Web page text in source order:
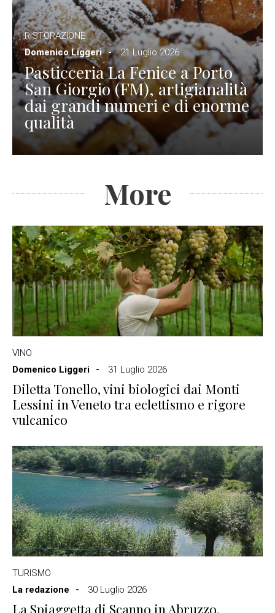
RISTORAZIONE
Domenico Liggeri
21 Luglio 2026
Pasticceria La Fenice a Porto
San Giorgio (FM), artigianalità
dai grandi numeri e di enorme
qualità
More
VINO
Domenico Liggeri
31 Luglio 2026
Diletta Tonello, vini biologici dai Monti
Lessini in Veneto tra eclettismo e rigore
vulcanico
TURISMO
La redazione
30 Luglio 2026
La Spiaggetta di Scanno in Abruzzo,